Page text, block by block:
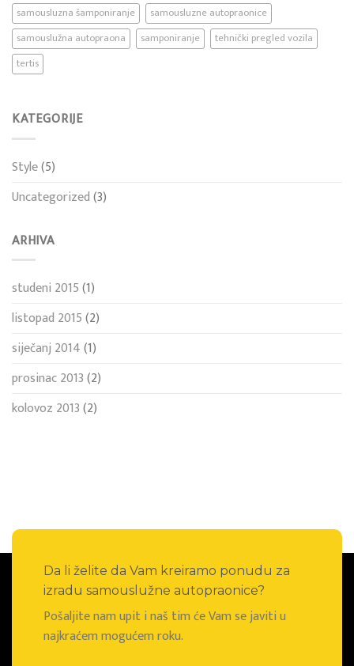
samousluzna šamponiranje
samousluzne autopraonice
samouslužna autopraona
samponiranje
tehnički pregled vozila
tertis
KATEGORIJE
Style(5)
Uncategorized(3)
ARHIVA
studeni 2015(1)
listopad 2015(2)
siječanj 2014(1)
prosinac 2013(2)
kolovoz 2013(2)
Da li želite da Vam kreiramo ponudu za
izradu samouslužne autopraonice?
Pošaljite nam upit i naš tim će Vam se javiti u
najkraćem mogućem roku.